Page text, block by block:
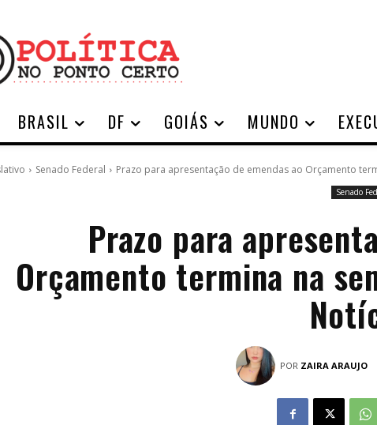
BRASIL DF GOIÁS MUNDO
Senado Federal Prazo para apresentação de emendas ao Orçamento
Senado
Prazo para
Orçamento termina na
POR ZAIRA ARAUJO